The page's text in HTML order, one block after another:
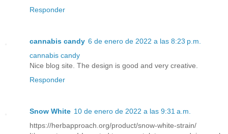
Responder
cannabis candy 6 de enero de 2022 a las 8:23 p.m.
cannabis candy
Nice blog site. The design is good and very creative.
Responder
Snow White 10 de enero de 2022 a las 9:31 a.m.
https://herbapproach.org/product/snow-white-strain/